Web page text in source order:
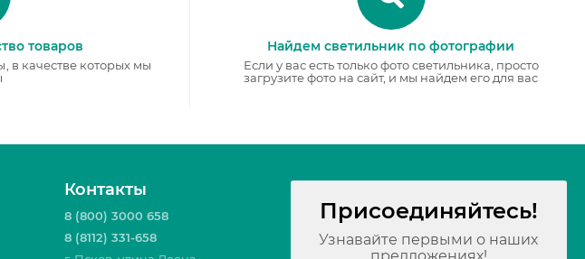
товаров
в качестве которых мы
Найдем светильник по фотографии
Если у вас есть только фото светильника, просто
загрузите фото на сайт, и мы найдем его для вас
Контакты
8 (800) 3000 658
8 (8112) 331-658
Присоединяйтесь!
Узнавайте первыми о наших